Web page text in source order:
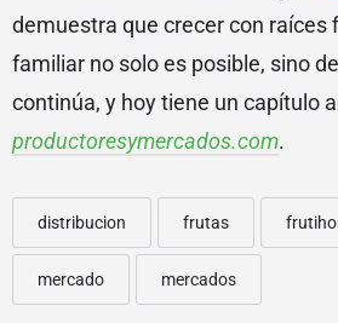
demuestra que crecer con raíces
familiar no solo es posible, sino
continúa, y hoy tiene un capítulo
productoresymercados.com.
distribucion frutas
mercado mercados